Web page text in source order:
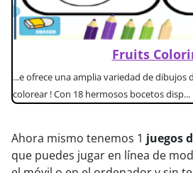
Fruits
...e ofrece una amplia variedad de dibujos
colorear ! Con 18 hermosos bocetos disp...
Ahora mismo tenemos 1 juegos
que puedes jugar en línea de